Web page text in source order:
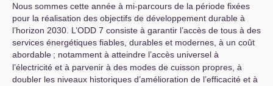
Nous sommes cette année à mi-parcours de la période fixées
pour la réalisation des objectifs de développement durable à
l’horizon 2030. L’ODD 7 consiste à garantir l’accès de tous à des
services énergétiques fiables, durables et modernes, à un coût
abordable ; notamment à atteindre l’accès universel à
l’électricité et à parvenir à des modes de cuisson propres, à
doubler les niveaux historiques d’amélioration de l’efficacité et à